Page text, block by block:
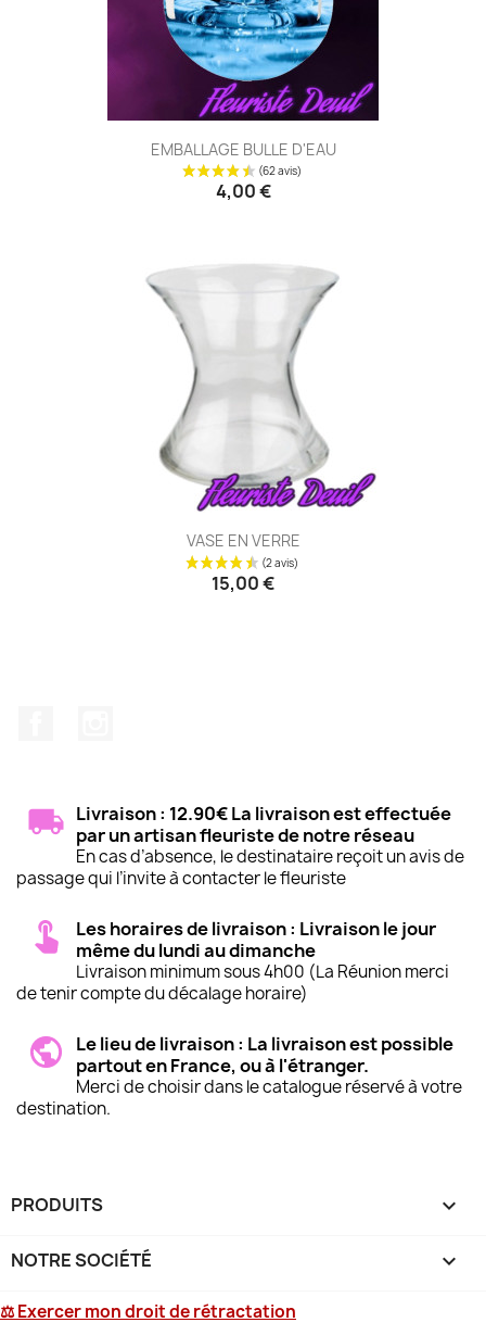
EMBALLAGE BULLE D'EAU
4,00 €
VASE EN VERRE
15,00 €
Livraison : 12.90€ La livraison est effectuée
par un artisan fleuriste de notre réseau
En cas d’absence, le destinataire reçoit un avis de
passage qui l’invite à contacter le fleuriste
Les horaires de livraison : Livraison le jour
même du lundi au dimanche
Livraison minimum sous 4h00 (La Réunion merci
de tenir compte du décalage horaire)
Le lieu de livraison : La livraison est possible
partout en France, ou à l'étranger.
Merci de choisir dans le catalogue réservé à votre
destination.
PRODUITS 
NOTRE SOCIÉTÉ 
⚖ Exercer mon droit de rétractation